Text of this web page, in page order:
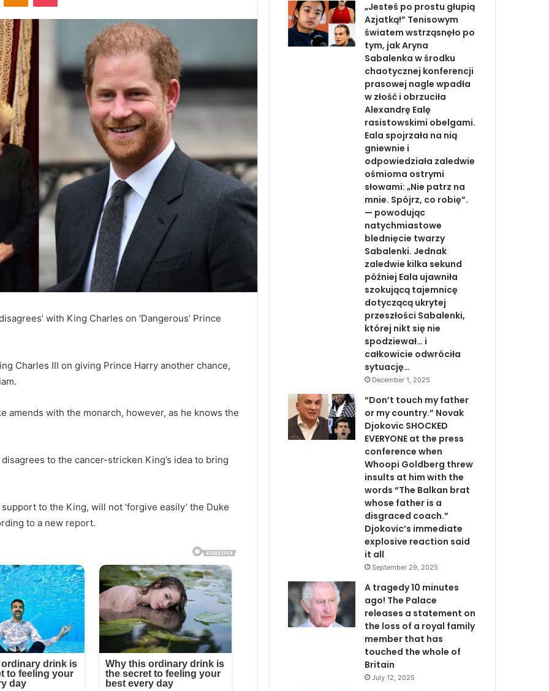
with King Charles on ‘Dangerous’ Prince
Charles III on giving Prince Harry another chance,
amends with the monarch, however, as he knows the
to the cancer-stricken King’s idea to bring
to the King, will not ‘forgive easily’ the Duke
to a new report.
„Jesteś po prostu głupią
Azjatką!” Tenisowym
światem wstrząsnęło po
tym, jak Aryna
Sabalenka w środku
chaotycznej konferencji
prasowej nagle wpadła
w złość i obrzuciła
Alexandrę Ealę
rasistowskimi obelgami.
Eala spojrzała na nią
gniewnie i
odpowiedziała zaledwie
ośmioma ostrymi
słowami: „Nie patrz na
mnie. Spójrz, co robię”.
— powodując
natychmiastowe
blednięcie twarzy
Sabalenki. Jednak
zaledwie kilka sekund
później Eala ujawniła
szokującą tajemnicę
dotyczącą ukrytej
przeszłości Sabalenki,
której nikt się nie
spodziewał… i
całkowicie odwróciła
sytuację…
December 1, 2025
“Don’t touch my father
or my country.” Novak
Djokovic SHOCKED
EVERYONE at the press
conference when
Whoopi Goldberg threw
insults at him with the
words “The Balkan brat
whose father is a
disgraced coach.”
Djokovic’s immediate
explosive reaction said
it all
September 29, 2025
A tragedy 10 minutes
ago! The Palace
releases a statement on
the loss of a royal family
member that has
touched the whole of
Britain
July 12, 2025